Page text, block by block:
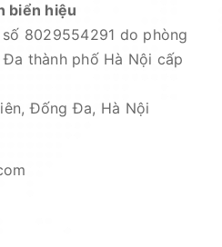
biển hiệu
8029554291 do phòng
thành phố Hà Nội cấp
Đống Đa, Hà Nội